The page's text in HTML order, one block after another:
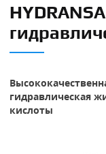
гидравлическая
кислоты